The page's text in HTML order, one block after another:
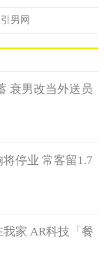
为前不久他和小李
道，在前二个月
的刮划了一下，
开始出现在张先生
一直向有关部门投
张先生认为，车位
没有占用其他位
男网
衰男改当外送员
停业 常客留1.7
家 AR科技「餐